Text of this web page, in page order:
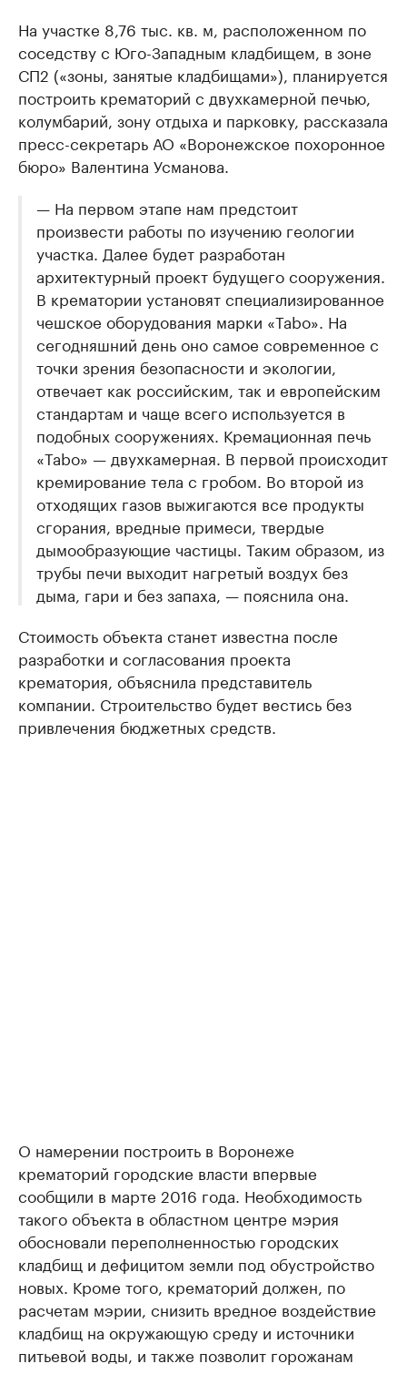
На участке 8,76 тыс. кв. м, расположенном по
соседству с Юго-Западным кладбищем, в зоне
СП2 («зоны, занятые кладбищами»), планируется
построить крематорий с двухкамерной печью,
колумбарий, зону отдыха и парковку, рассказала
пресс-секретарь АО «Воронежское похоронное
бюро» Валентина Усманова.
— На первом этапе нам предстоит
произвести работы по изучению геологии
участка. Далее будет разработан
архитектурный проект будущего сооружения.
В крематории установят специализированное
чешское оборудования марки «Tabo». На
сегодняшний день оно самое современное с
точки зрения безопасности и экологии,
отвечает как российским, так и европейским
стандартам и чаще всего используется в
подобных сооружениях. Кремационная печь
«Tabo» — двухкамерная. В первой происходит
кремирование тела с гробом. Во второй из
отходящих газов выжигаются все продукты
сгорания, вредные примеси, твердые
дымообразующие частицы. Таким образом, из
трубы печи выходит нагретый воздух без
дыма, гари и без запаха, — пояснила она.
Стоимость объекта станет известна после
разработки и согласования проекта
крематория, объяснила представитель
компании. Строительство будет вестись без
привлечения бюджетных средств.
О намерении построить в Воронеже
крематорий городские власти впервые
сообщили в марте 2016 года. Необходимость
такого объекта в областном центре мэрия
обосновали переполненностью городских
кладбищ и дефицитом земли под обустройство
новых. Кроме того, крематорий должен, по
расчетам мэрии, снизить вредное воздействие
кладбищ на окружающую среду и источники
питьевой воды, и также позволит горожанам